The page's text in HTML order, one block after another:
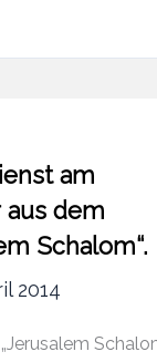
am
aus dem
Schalom“.
2014